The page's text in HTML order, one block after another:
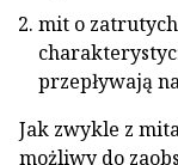
mit o
przepływają
Jak zwykle z
możliwy do